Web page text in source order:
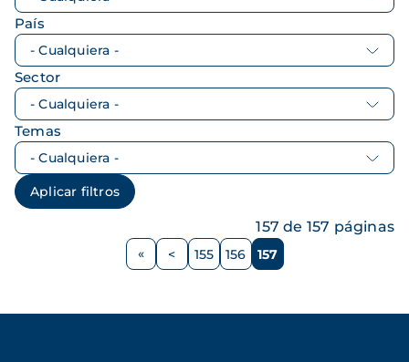
País
Sector
Temas
Página
< Página
155 Página
156 Página
157
157 de 157 páginas